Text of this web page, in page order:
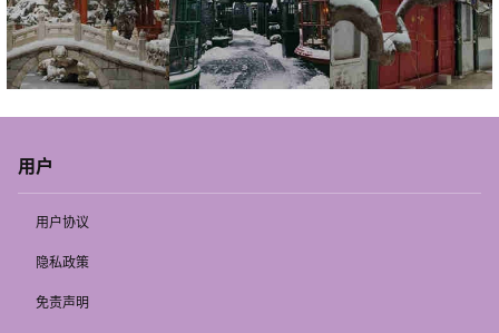
用户
用户协议
隐私政策
免责声明